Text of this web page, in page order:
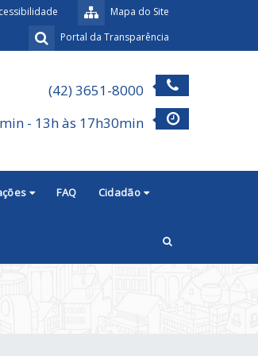
Mapa do Site
Portal da Transparência
(42) 3651-8000
- 13h às 17h30min
FAQ Cidadão